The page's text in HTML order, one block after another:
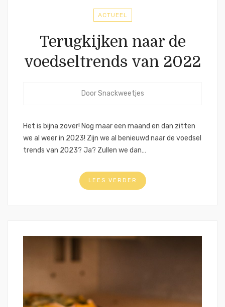
ACTUEEL
Terugkijken naar de
voedseltrends van 2022
DoorSnackweetjes
Het is bijna zover! Nog maar een maand en dan zitten
we al weer in 2023! Zijn we al benieuwd naar de voedsel
trends van 2023? Ja? Zullen we dan…
LEES VERDER